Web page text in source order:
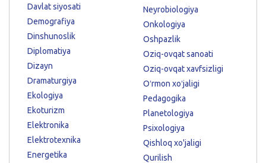
Davlat siyosati
Demografiya
Dinshunoslik
Diplomatiya
Dizayn
Dramaturgiya
Ekologiya
Ekoturizm
Elektronika
Elektrotexnika
Energetika
Neyrobiologiya
Onkologiya
Oshpazlik
Oziq-ovqat sanoati
Oziq-ovqat xavfsizligi
Oʻrmon xoʻjaligi
Pedagogika
Planetologiya
Psixologiya
Qishloq xo'jaligi
Qurilish